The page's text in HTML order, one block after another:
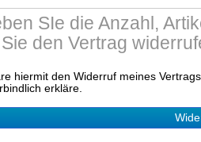
SIe die Anzahl,
den Vertrag
hiermit den Widerruf meines
erkläre.